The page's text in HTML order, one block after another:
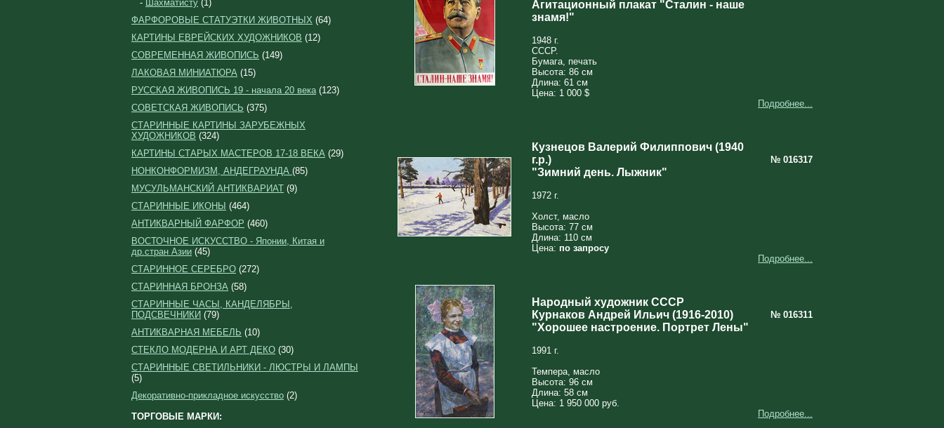
- Шахматисту (1)
ФАРФОРОВЫЕ СТАТУЭТКИ ЖИВОТНЫХ (64)
КАРТИНЫ ЕВРЕЙСКИХ ХУДОЖНИКОВ (12)
СОВРЕМЕННАЯ ЖИВОПИСЬ (149)
ЛАКОВАЯ МИНИАТЮРА (15)
РУССКАЯ ЖИВОПИСЬ 19 - начала 20 века(123)
СОВЕТСКАЯ ЖИВОПИСЬ (375)
СТАРИННЫЕ КАРТИНЫ ЗАРУБЕЖНЫХ
ХУДОЖНИКОВ (324)
КАРТИНЫ СТАРЫХ МАСТЕРОВ 17-18 ВЕКА (29)
НОНКОНФОРМИЗМ, АНДЕГРАУНДА (85)
МУСУЛЬМАНСКИЙ АНТИКВАРИАТ (9)
СТАРИННЫЕ ИКОНЫ (464)
АНТИКВАРНЫЙ ФАРФОР (460)
ВОСТОЧНОЕ ИСКУССТВО - Японии, Китая и
др.стран Азии (45)
СТАРИННОЕ СЕРЕБРО (272)
СТАРИННАЯ БРОНЗА (58)
СТАРИННЫЕ ЧАСЫ, КАНДЕЛЯБРЫ,
ПОДСВЕЧНИКИ (79)
АНТИКВАРНАЯ МЕБЕЛЬ (10)
СТЕКЛО МОДЕРНА И АРТ ДЕКО (30)
СТАРИННЫЕ СВЕТИЛЬНИКИ - ЛЮСТРЫ И ЛАМПЫ
(5)
Декоративно-прикладное искусство (2)
ТОРГОВЫЕ МАРКИ:
Агитационный плакат "Сталин - наше
знамя!"
1948 г.
СССР.
Бумага, печать
Высота: 86 см
Длина: 61 см
Цена: 1 000 $
Подробнее...
Кузнецов Валерий Филиппович (1940
г.р.)
"Зимний день. Лыжник"
№ 016317
1972 г.
Холст, масло
Высота: 77 см
Длина: 110 см
Цена: по запросу
Подробнее...
Народный художник СССР
Курнаков Андрей Ильич (1916-2010)
"Хорошее настроение. Портрет Лены"
№ 016311
1991 г.
Темпера, масло
Высота: 96 см
Длина: 58 см
Цена: 1 950 000 руб.
Подробнее...